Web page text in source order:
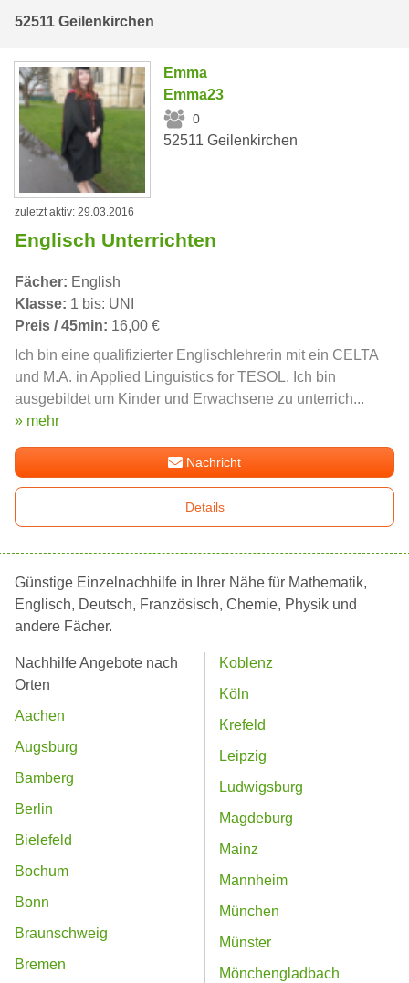
52511 Geilenkirchen
Emma
Emma23
0
52511 Geilenkirchen
zuletzt aktiv: 29.03.2016
Englisch Unterrichten
Fächer: English
Klasse: 1 bis: UNI
Preis / 45min: 16,00 €
Ich bin eine qualifizierter Englischlehrerin mit ein CELTA
und M.A. in Applied Linguistics for TESOL. Ich bin
ausgebildet um Kinder und Erwachsene zu unterrich...
» mehr
Nachricht
Details
Günstige Einzelnachhilfe in Ihrer Nähe für Mathematik,
Englisch, Deutsch, Französisch, Chemie, Physik und
andere Fächer.
Nachhilfe Angebote nach
Orten
Aachen
Augsburg
Bamberg
Berlin
Bielefeld
Bochum
Bonn
Braunschweig
Bremen
Koblenz
Köln
Krefeld
Leipzig
Ludwigsburg
Magdeburg
Mainz
Mannheim
München
Münster
Mönchengladbach